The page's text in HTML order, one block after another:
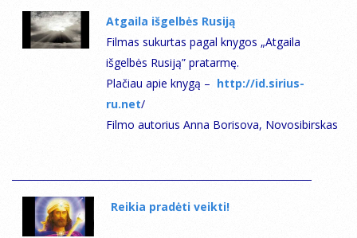
Atgaila išgelbės Rusiją
Filmas sukurtas pagal knygos „Atgaila
išgelbės Rusiją” pratarmę.
Plačiau apie knygą – http://id.sirius-
ru.net/
Filmo autorius Anna Borisova, Novosibirskas
Reikia pradėti veikti!